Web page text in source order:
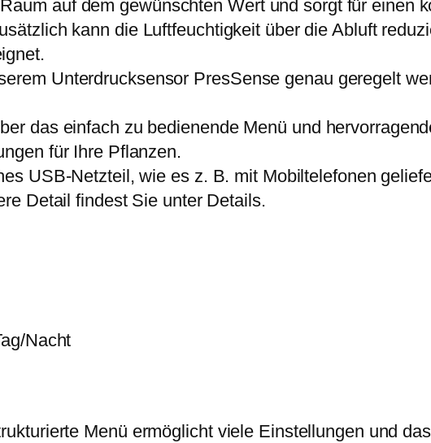
w
a
:
6
,
0
1
1
9
.
a
n
a
e
E
C
+
auf dem gewünschten Wert und sorgt für einen
kann die Luftfeuchtigkeit über die Abluft
Unterdrucksensor PresSense genau geregelt
das einfach zu bedienende Menü und
für Ihre Pflanzen.
USB-Netzteil, wie es z. B. mit Mobiltelefonen
Detail findest Sie unter Details.
Nacht
Menü ermöglicht viele Einstellungen und